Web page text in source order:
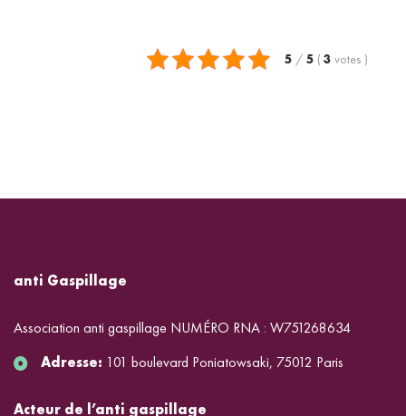
5 / 5 ( 3 votes )
anti Gaspillage
Association anti gaspillage NUMÉRO RNA : W751268634
Adresse: 101 boulevard Poniatowsaki, 75012 Paris
Acteur de l’anti gaspillage